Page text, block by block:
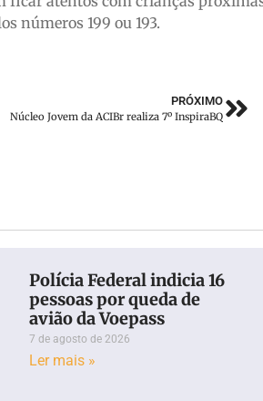
números 199 ou 193.
PRÓXIMO
Núcleo Jovem da ACIBr realiza 7º InspiraBQ
Polícia Federal indicia 16
pessoas por queda de
avião da Voepass
7 de agosto de 2026
Ler mais »